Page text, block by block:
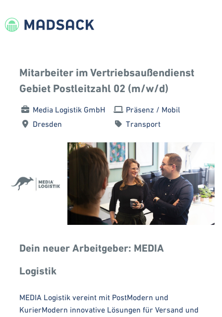
Mitarbeiter im Vertriebsaußendienst
Gebiet Postleitzahl 02 (m/w/d)
Media Logistik GmbH
Dresden
Präsenz / Mobil
Transport
Dein neuer Arbeitgeber: MEDIA
Logistik
MEDIA Logistik vereint mit PostModern und
KurierModern innovative Lösungen für Versand und